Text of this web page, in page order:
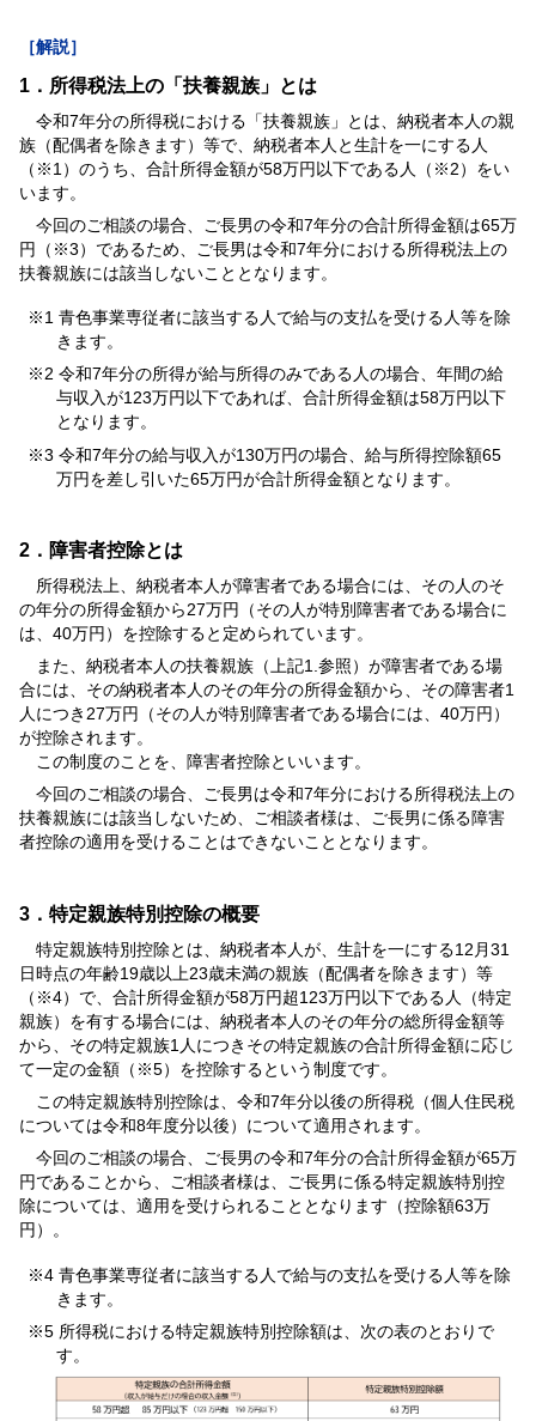
［解説］
1．所得税法上の「扶養親族」とは
令和7年分の所得税における「扶養親族」とは、納税者本人の親
族（配偶者を除きます）等で、納税者本人と生計を一にする人
（※1）のうち、合計所得金額が58万円以下である人（※2）をい
います。
今回のご相談の場合、ご長男の令和7年分の合計所得金額は65万
円（※3）であるため、ご長男は令和7年分における所得税法上の
扶養親族には該当しないこととなります。
※1 青色事業専従者に該当する人で給与の支払を受ける人等を除
きます。
※2 令和7年分の所得が給与所得のみである人の場合、年間の給
与収入が123万円以下であれば、合計所得金額は58万円以下
となります。
※3 令和7年分の給与収入が130万円の場合、給与所得控除額65
万円を差し引いた65万円が合計所得金額となります。
2．障害者控除とは
所得税法上、納税者本人が障害者である場合には、その人のそ
の年分の所得金額から27万円（その人が特別障害者である場合に
は、40万円）を控除すると定められています。
また、納税者本人の扶養親族（上記1.参照）が障害者である場
合には、その納税者本人のその年分の所得金額から、その障害者1
人につき27万円（その人が特別障害者である場合には、40万円）
が控除されます。
この制度のことを、障害者控除といいます。
今回のご相談の場合、ご長男は令和7年分における所得税法上の
扶養親族には該当しないため、ご相談者様は、ご長男に係る障害
者控除の適用を受けることはできないこととなります。
3．特定親族特別控除の概要
特定親族特別控除とは、納税者本人が、生計を一にする12月31
日時点の年齢19歳以上23歳未満の親族（配偶者を除きます）等
（※4）で、合計所得金額が58万円超123万円以下である人（特定
親族）を有する場合には、納税者本人のその年分の総所得金額等
から、その特定親族1人につきその特定親族の合計所得金額に応じ
て一定の金額（※5）を控除するという制度です。
この特定親族特別控除は、令和7年分以後の所得税（個人住民税
については令和8年度分以後）について適用されます。
今回のご相談の場合、ご長男の令和7年分の合計所得金額が65万
円であることから、ご相談者様は、ご長男に係る特定親族特別控
除については、適用を受けられることとなります（控除額63万
円）。
※4 青色事業専従者に該当する人で給与の支払を受ける人等を除
きます。
※5 所得税における特定親族特別控除額は、次の表のとおりで
す。